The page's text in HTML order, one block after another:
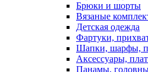
Брюки и шорты
Вязаные
Детская одежда
Фартуки,
Шапки, шарфы,
Аксессуары,
Панамы,